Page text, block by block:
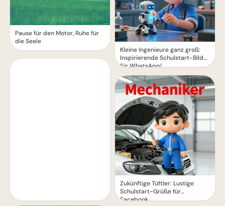
Pause für den Motor, Ruhe für
die Seele
Kleine Ingenieure ganz groß:
Inspirierende Schulstart-Bilder
für WhatsApp!
Zukünftige Tüftler: Lustige
Schulstart-Grüße für
Facebook